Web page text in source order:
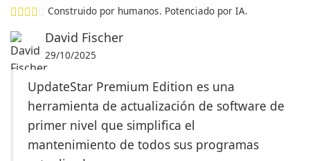
Construido por humanos. Potenciado por IA.
David Fischer
29/10/2025
UpdateStar Premium Edition es una
herramienta de actualización de software de
primer nivel que simplifica el
mantenimiento de todos sus programas